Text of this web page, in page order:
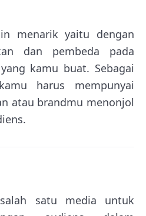
menarik yaitu dengan
dan pembeda pada
kamu buat. Sebagai
harus mempunyai
atau brandmu menonjol
satu media untuk